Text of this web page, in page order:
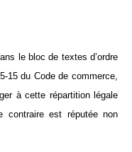
le bloc de textes d’ordre
15 du Code de commerce,
à cette répartition légale
contraire est réputée non